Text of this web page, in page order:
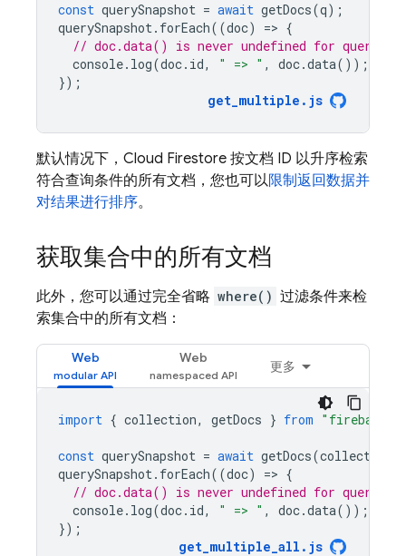
const querySnapshot = await getDocs(q);
querySnapshot. forEach((doc) => {
// doc.data() is never undefined for query doc
console. log(doc. id, " => " , doc.data());
});
get_multiple . js
默认情况下， Cloud Firestore 按文档 ID 以升序检索
符合查询条件的所有文档，您也可以限制返回数据并
对结果进行排序。
获取集合中的所有文档
此外，您可以通过完全省略 where() 过滤条件来检
索集合中的所有文档：
Web Web
更多
import { collection, getDocs } from "firebase/
const querySnapshot = await getDocs(collection
querySnapshot. forEach((doc) => {
// doc.data() is never undefined for query doc
console. log(doc. id, " => " , doc.data());
});
get_multiple_all . js